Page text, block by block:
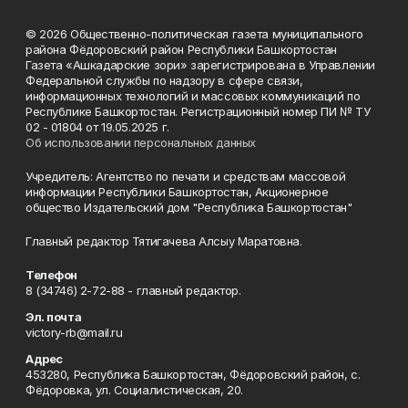
© 2026 Общественно-политическая газета муниципального
района Фёдоровский район Республики Башкортостан
Газета «Ашкадарские зори» зарегистрирована в Управлении
Федеральной службы по надзору в сфере связи,
информационных технологий и массовых коммуникаций по
Республике Башкортостан. Регистрационный номер ПИ № ТУ
02 - 01804 от 19.05.2025 г.
Об использовании персональных данных
Учредитель: Агентство по печати и средствам массовой
информации Республики Башкортостан, Акционерное
общество Издательский дом "Республика Башкортостан"
Главный редактор Тятигачева Алсыу Маратовна.
Телефон
8 (34746) 2-72-88 - главный редактор.
Эл. почта
victory-rb@mail.ru
Адрес
453280, Республика Башкортостан, Фёдоровский район, с.
Фёдоровка, ул. Социалистическая, 20.